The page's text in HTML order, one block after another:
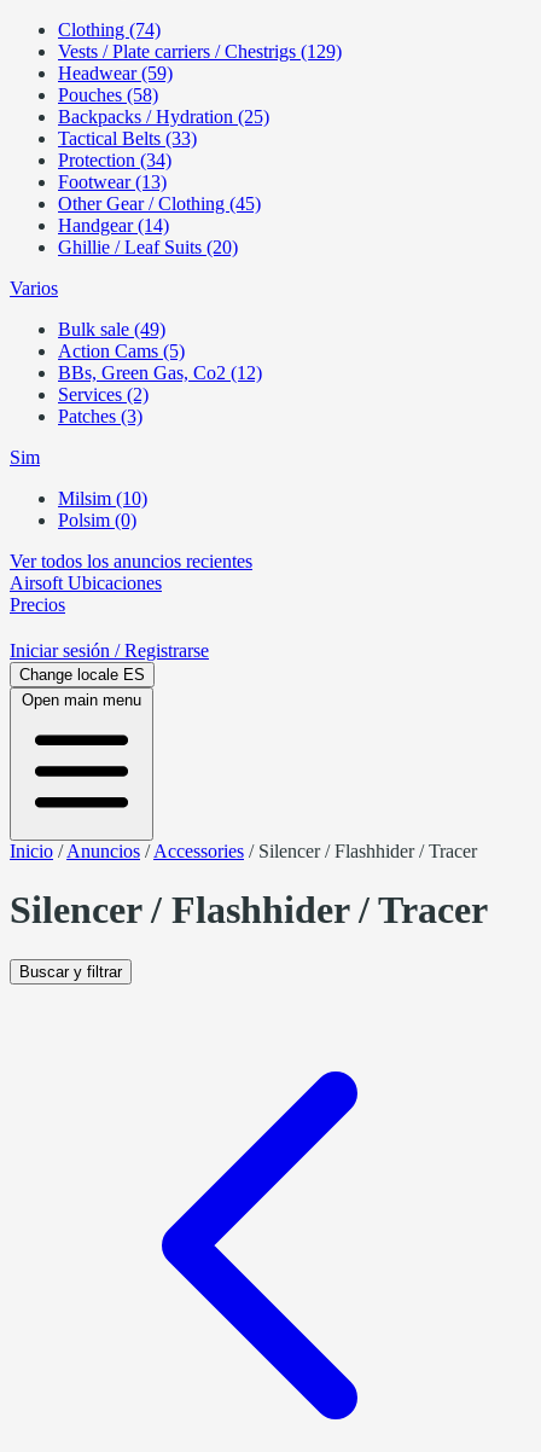
Clothing (74)
Vests / Plate carriers / Chestrigs (129)
Headwear (59)
Pouches (58)
Backpacks / Hydration (25)
Tactical Belts (33)
Protection (34)
Footwear (13)
Other Gear / Clothing (45)
Handgear (14)
Ghillie / Leaf Suits (20)
Varios
Bulk sale (49)
Action Cams (5)
BBs, Green Gas, Co2 (12)
Services (2)
Patches (3)
Sim
Milsim (10)
Polsim (0)
Ver todos los anuncios recientes
Airsoft Ubicaciones
Precios
Iniciar sesión / Registrarse
Change locale ES
Open main menu
Inicio /Anuncios /Accessories / Silencer / Flashhider / Tracer
Silencer / Flashhider / Tracer
Buscar y filtrar